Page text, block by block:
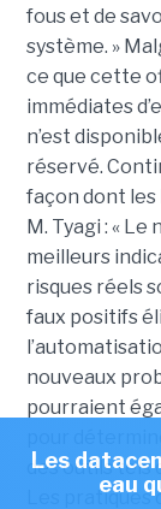
fous et de
système. »
ce que cette
immédiates
n’est
réservé.
façon dont les
M. Tyagi : «
meilleurs
risques réels
faux positifs
nouveaux
pourraient
pour
des outils tels
Les
Les
eau